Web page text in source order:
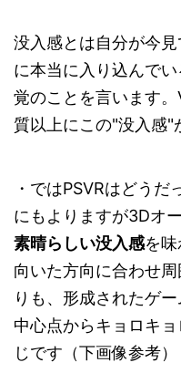
没入感とは自分が今見
に本当に入り込んで
覚のことを言います
質以上にこの"没入感"
・ではPSVRはどう
にもよりますが3Dオ
素晴らしい没入感を
向いた方向に合わせ
りも、形成されたゲ
中心点からキョロキ
じです（下画像参考）